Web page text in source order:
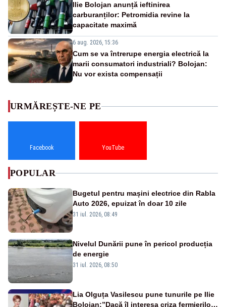
Ilie Bolojan anunță ieftinirea
carburanților: Petromidia revine la
capacitate maximă
6 aug. 2026, 15:36
Cum se va întrerupe energia electrică la
marii consumatori industriali? Bolojan:
Nu vor exista compensații
URMĂREȘTE-NE PE
Facebook YouTube
POPULAR
Bugetul pentru mașini electrice din Rabla
Auto 2026, epuizat în doar 10 zile
31 iul. 2026, 08:49
Nivelul Dunării pune în pericol producția
de energie
31 iul. 2026, 08:50
Lia Olguța Vasilescu pune tunurile pe Ilie
Bolojan:”Dacă îl interesa criza fermierilor